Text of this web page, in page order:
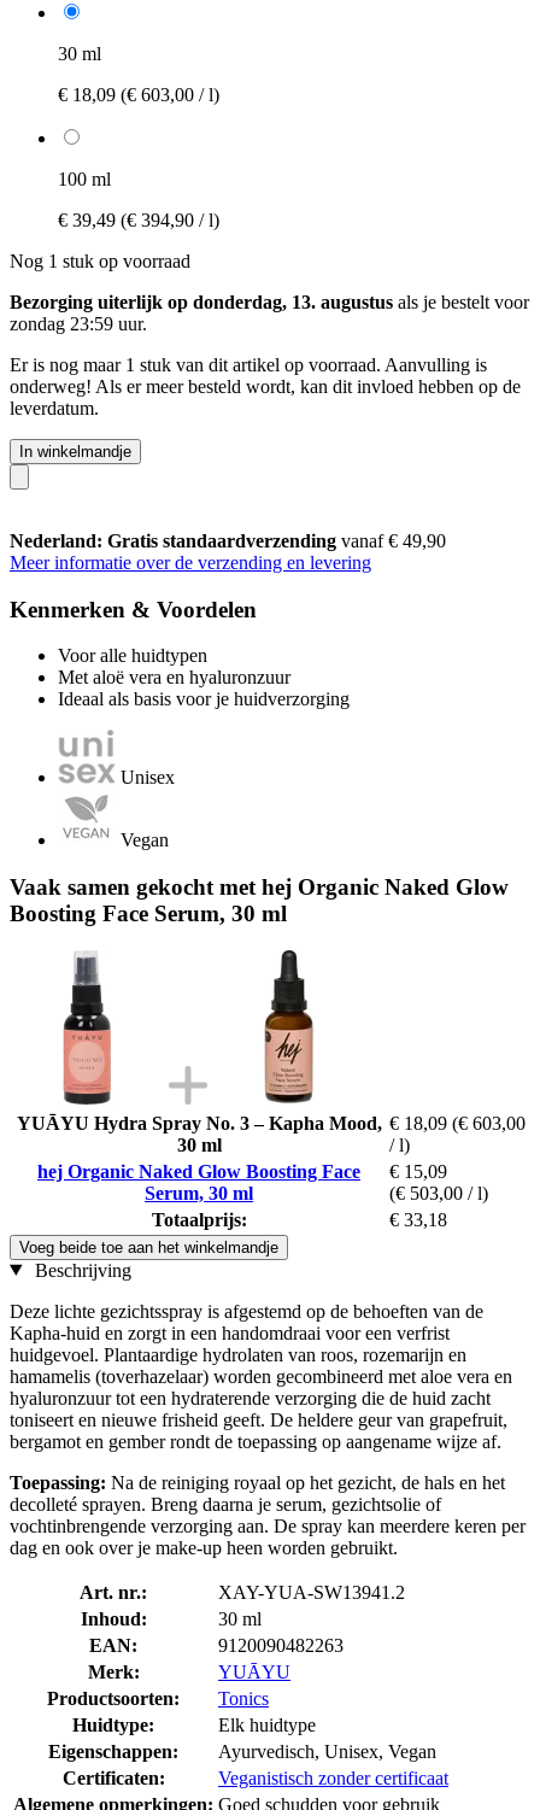
30 ml
€ 18,09 (€ 603,00 / l)
100 ml
€ 39,49 (€ 394,90 / l)
Nog 1 stuk op voorraad
Bezorging uiterlijk op donderdag, 13. augustus als je bestelt voor
zondag 23:59 uur.
Er is nog maar 1 stuk van dit artikel op voorraad. Aanvulling is
onderweg! Als er meer besteld wordt, kan dit invloed hebben op de
leverdatum.
In winkelmandje
Nederland: Gratis standaardverzending vanaf € 49,90
Meer informatie over de verzending en levering
Kenmerken & Voordelen
Voor alle huidtypen
Met aloë vera en hyaluronzuur
Ideaal als basis voor je huidverzorging
Unisex
Vegan
Vaak samen gekocht met hej Organic Naked Glow
Boosting Face Serum, 30 ml
YUĀYU Hydra Spray No. 3 – Kapha Mood,
30 ml
€ 18,09 (€ 603,00
/ l)
hej Organic Naked Glow Boosting Face
Serum, 30 ml
€ 15,09
(€ 503,00 / l)
Totaalprijs:
€ 33,18
Voeg beide toe aan het winkelmandje
Beschrijving
Deze lichte gezichtsspray is afgestemd op de behoeften van de
Kapha-huid en zorgt in een handomdraai voor een verfrist
huidgevoel. Plantaardige hydrolaten van roos, rozemarijn en
hamamelis (toverhazelaar) worden gecombineerd met aloe vera en
hyaluronzuur tot een hydraterende verzorging die de huid zacht
toniseert en nieuwe frisheid geeft. De heldere geur van grapefruit,
bergamot en gember rondt de toepassing op aangename wijze af.
Toepassing: Na de reiniging royaal op het gezicht, de hals en het
decolleté sprayen. Breng daarna je serum, gezichtsolie of
vochtinbrengende verzorging aan. De spray kan meerdere keren per
dag en ook over je make-up heen worden gebruikt.
Art. nr.:
XAY-YUA-SW13941.2
Inhoud:
30 ml
EAN:
9120090482263
Merk:
YUĀYU
Productsoorten:
Tonics
Huidtype:
Elk huidtype
Eigenschappen:
Ayurvedisch, Unisex, Vegan
Certificaten:
Veganistisch zonder certificaat
Algemene opmerkingen: Goed schudden voor gebruik